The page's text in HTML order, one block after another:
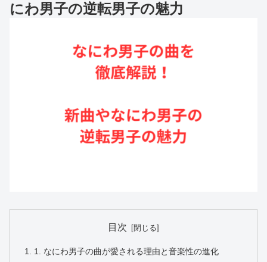
にわ男子の逆転男子の魅力
目次
1. なにわ男子の曲が愛される理由と音楽性の進化